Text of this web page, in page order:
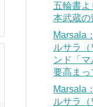
五輪書
本武蔵の
Marsala
ルサラ（
ンド「
要高まっ
Marsala
ルサラ（